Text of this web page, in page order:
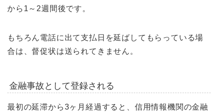
から1～2週間後です。
もちろん電話に出て支払日を延ばしてもらっている場
合は、督促状は送られてきません。
金融事故として登録される
最初の延滞から3ヶ月経過すると、信用情報機関の金融